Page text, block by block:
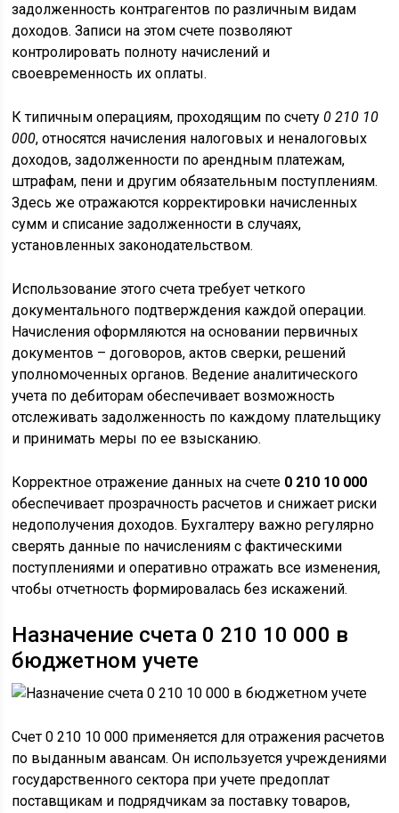
задолженность контрагентов по различным видам
доходов. Записи на этом счете позволяют
контролировать полноту начислений и
своевременность их оплаты.
К типичным операциям, проходящим по счету0 210 10
000, относятся начисления налоговых и неналоговых
доходов, задолженности по арендным платежам,
штрафам, пени и другим обязательным поступлениям.
Здесь же отражаются корректировки начисленных
сумм и списание задолженности в случаях,
установленных законодательством.
Использование этого счета требует четкого
документального подтверждения каждой операции.
Начисления оформляются на основании первичных
документов – договоров, актов сверки, решений
уполномоченных органов. Ведение аналитического
учета по дебиторам обеспечивает возможность
отслеживать задолженность по каждому плательщику
и принимать меры по ее взысканию.
Корректное отражение данных на счете 0 210 10 000
обеспечивает прозрачность расчетов и снижает риски
недополучения доходов. Бухгалтеру важно регулярно
сверять данные по начислениям с фактическими
поступлениями и оперативно отражать все изменения,
чтобы отчетность формировалась без искажений.
Назначение счета 0 210 10 000 в
бюджетном учете
Счет 0 210 10 000 применяется для отражения расчетов
по выданным авансам. Он используется учреждениями
государственного сектора при учете предоплат
поставщикам и подрядчикам за поставку товаров,